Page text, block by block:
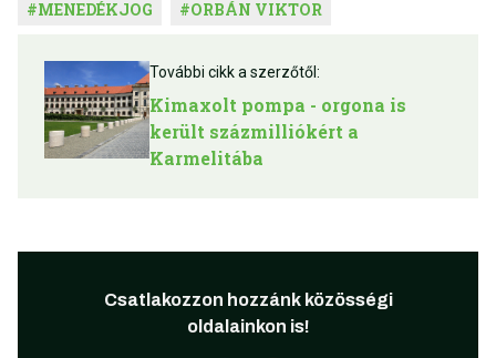
#MENEDÉKJOG #ORBÁN VIKTOR
További cikk a szerzőtől:
Kimaxolt pompa - orgona is
került százmilliókért a
Karmelitába
Csatlakozzon hozzánk közösségi
oldalainkon is!